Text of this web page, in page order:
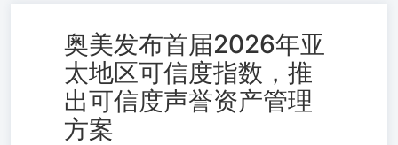
奥美发布首届2026年亚
太地区可信度指数，推
出可信度声誉资产管理
方案